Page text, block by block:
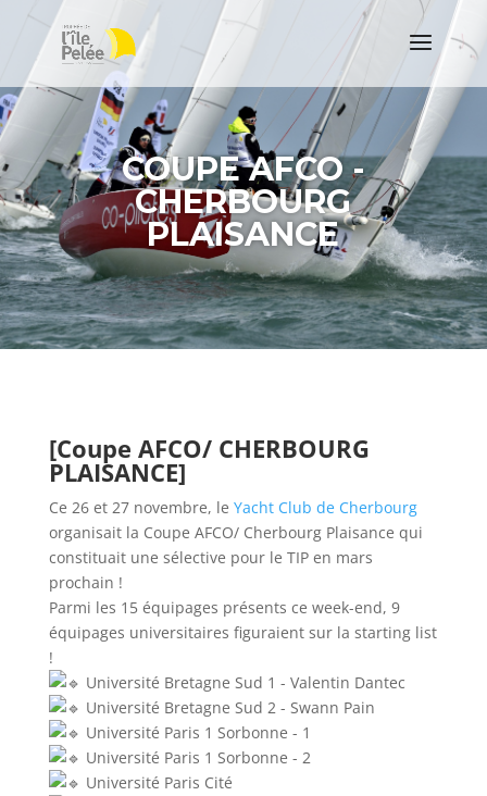
COUPE AFCO -
CHERBOURG
PLAISANCE
[Coupe AFCO/ CHERBOURG
PLAISANCE]
Ce 26 et 27 novembre, le Yacht Club de Cherbourg
organisait la Coupe AFCO/ Cherbourg Plaisance qui
constituait une sélective pour le TIP en mars
prochain !
Parmi les 15 équipages présents ce week-end, 9
équipages universitaires figuraient sur la starting list
!
Université Bretagne Sud 1 - Valentin Dantec
Université Bretagne Sud 2 - Swann Pain
Université Paris 1 Sorbonne - 1
Université Paris 1 Sorbonne - 2
Université Paris Cité